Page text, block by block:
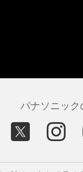
パナソニック